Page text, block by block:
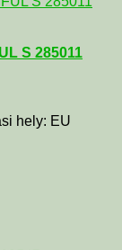
S 285011
hely: EU